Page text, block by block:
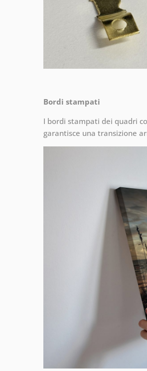
Bordi stampati
I bordi stampati dei quadri
garantisce una transizione